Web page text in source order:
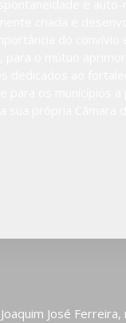
José